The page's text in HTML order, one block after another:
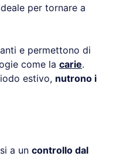
per tornare a
e permettono di
come la carie.
estivo, nutrono i
a un controllo dal